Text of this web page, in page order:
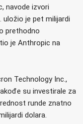
navode izvori
je pet milijardi
prethodno
je Anthropic na
Technology Inc.,
su investirale za
runde znatno
dolara.